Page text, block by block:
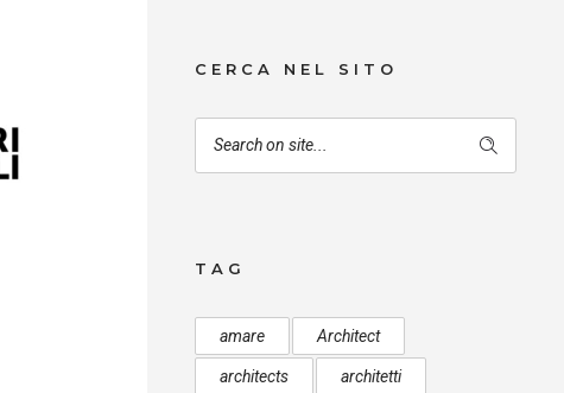
CERCA NEL SITO
TAG
amare Architect
architects architetti